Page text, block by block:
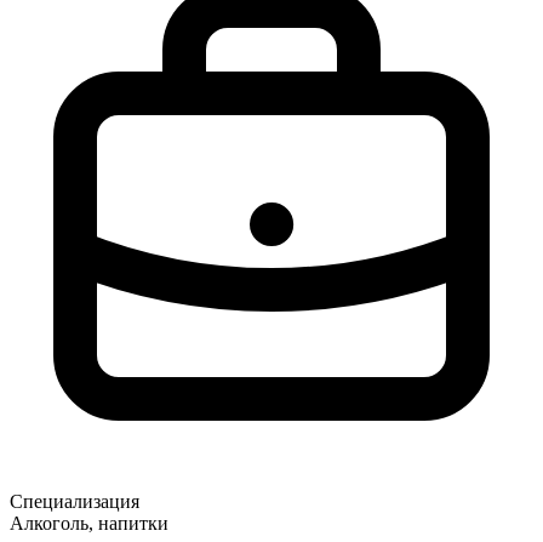
Специализация
Алкоголь, напитки